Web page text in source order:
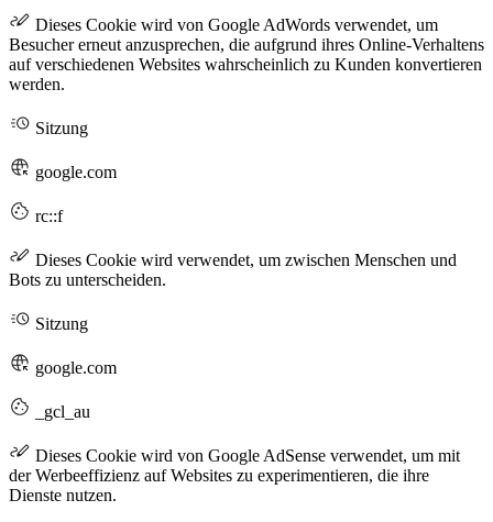
Dieses Cookie wird von Google AdWords verwendet, um
Besucher erneut anzusprechen, die aufgrund ihres Online-Verhaltens
auf verschiedenen Websites wahrscheinlich zu Kunden konvertieren
werden.
Sitzung
google.com
rc::f
Dieses Cookie wird verwendet, um zwischen Menschen und
Bots zu unterscheiden.
Sitzung
google.com
_gcl_au
Dieses Cookie wird von Google AdSense verwendet, um mit
der Werbeeffizienz auf Websites zu experimentieren, die ihre
Dienste nutzen.